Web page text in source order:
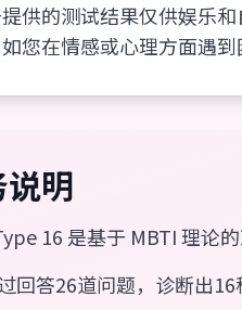
供的测试结果仅供娱乐
您在情感或心理方面遇
明
16 是基于 MBTI 理论
回答26道问题，诊断出